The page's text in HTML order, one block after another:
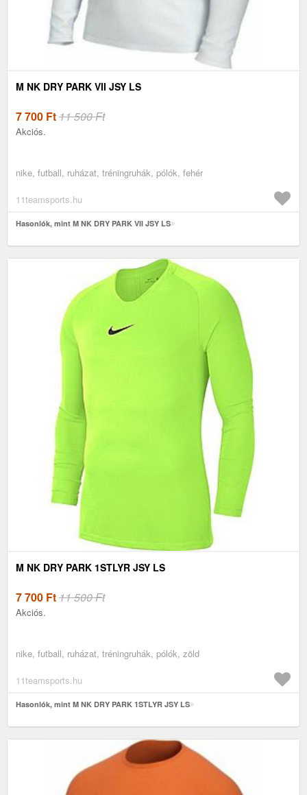
M NK DRY PARK VII JSY LS
7 700 Ft11 500 Ft
Akciós.
nike, futball, ruházat, tréningruhák, pólók, fehér
11teamsports.hu
Hasonlók, mint M NK DRY PARK VII JSY LS
M NK DRY PARK 1STLYR JSY LS
7 700 Ft11 500 Ft
Akciós.
nike, futball, ruházat, tréningruhák, pólók, zöld
11teamsports.hu
Hasonlók, mint M NK DRY PARK 1STLYR JSY LS